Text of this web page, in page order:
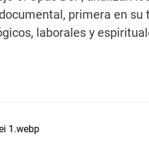
primera en
laborales y